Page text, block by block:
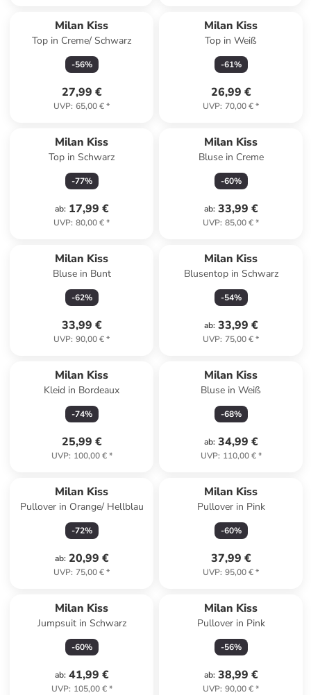
Milan Kiss
Top in Creme/ Schwarz
-56%
27,99 €
UVP: 65,00 €*
Milan Kiss
Top in Weiß
-61%
26,99 €
UVP: 70,00 €*
Milan Kiss
Top in Schwarz
-77%
ab: 17,99 €
UVP: 80,00 €*
Milan Kiss
Bluse in Creme
-60%
ab: 33,99 €
UVP: 85,00 €*
Milan Kiss
Bluse in Bunt
-62%
33,99 €
UVP: 90,00 €*
Milan Kiss
Blusentop in Schwarz
-54%
ab: 33,99 €
UVP: 75,00 €*
Milan Kiss
Kleid in Bordeaux
-74%
25,99 €
UVP: 100,00 €*
Milan Kiss
Bluse in Weiß
-68%
ab: 34,99 €
UVP: 110,00 €*
Milan Kiss
Pullover in Orange/ Hellblau
-72%
ab: 20,99 €
UVP: 75,00 €*
Milan Kiss
Pullover in Pink
-60%
37,99 €
UVP: 95,00 €*
Milan Kiss
Jumpsuit in Schwarz
-60%
ab: 41,99 €
UVP: 105,00 €*
Milan Kiss
Pullover in Pink
-56%
ab: 38,99 €
UVP: 90,00 €*